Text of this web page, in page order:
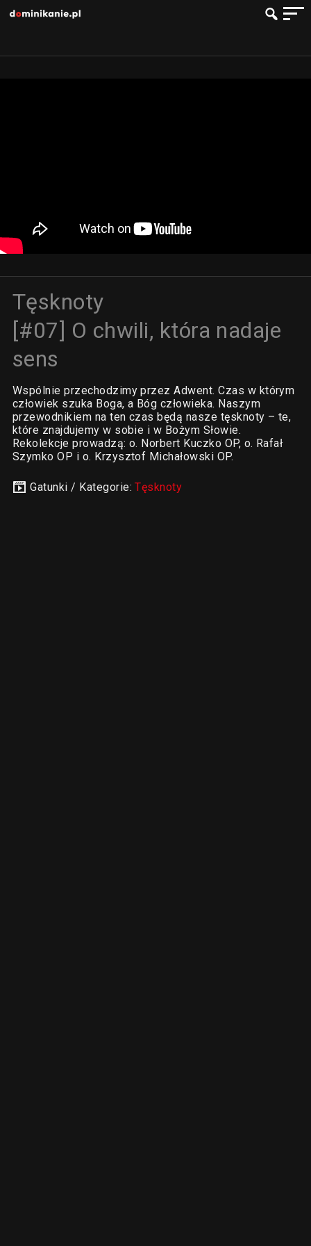
Tęsknoty
[#07] O chwili, która nadaje
sens
Wspólnie przechodzimy przez Adwent. Czas w którym
człowiek szuka Boga, a Bóg człowieka. Naszym
przewodnikiem na ten czas będą nasze tęsknoty – te,
które znajdujemy w sobie i w Bożym Słowie.
Rekolekcje prowadzą: o. Norbert Kuczko OP, o. Rafał
Szymko OP i o. Krzysztof Michałowski OP.
Gatunki / Kategorie:Tęsknoty